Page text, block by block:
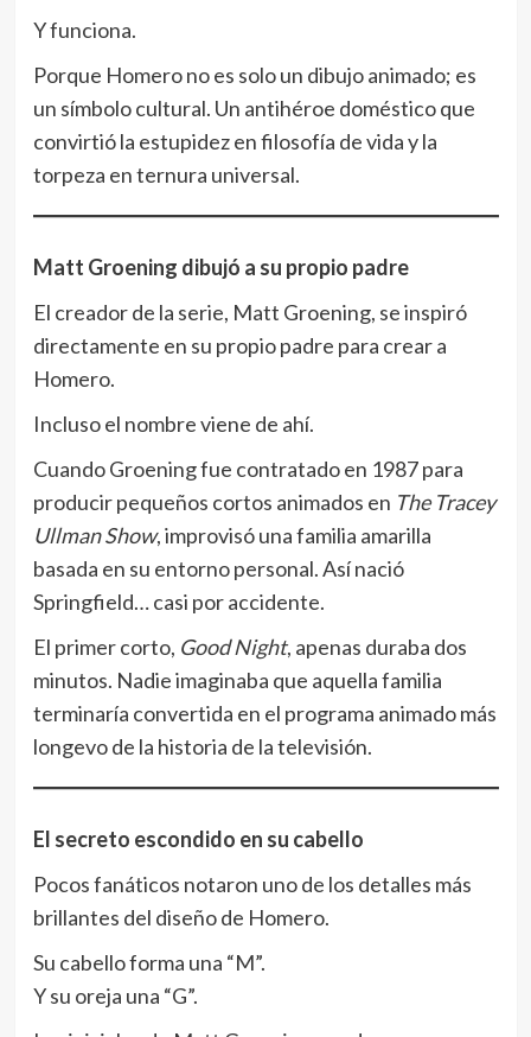
Y funciona.
Porque Homero no es solo un dibujo animado; es
un símbolo cultural. Un antihéroe doméstico que
convirtió la estupidez en filosofía de vida y la
torpeza en ternura universal.
Matt Groening dibujó a su propio padre
El creador de la serie, Matt Groening, se inspiró
directamente en su propio padre para crear a
Homero.
Incluso el nombre viene de ahí.
Cuando Groening fue contratado en 1987 para
producir pequeños cortos animados en The Tracey
Ullman Show, improvisó una familia amarilla
basada en su entorno personal. Así nació
Springfield… casi por accidente.
El primer corto, Good Night, apenas duraba dos
minutos. Nadie imaginaba que aquella familia
terminaría convertida en el programa animado más
longevo de la historia de la televisión.
El secreto escondido en su cabello
Pocos fanáticos notaron uno de los detalles más
brillantes del diseño de Homero.
Su cabello forma una “M”.
Y su oreja una “G”.